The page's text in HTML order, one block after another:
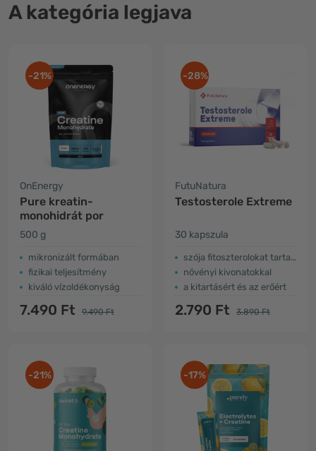
A kategória legjava
-21%
OnEnergy
Pure kreatin-
monohidrát por
500 g
mikronizált formában
fizikai teljesítmény
kiváló vízoldékonyság
7.490 Ft 9.490 Ft
-28%
FutuNatura
Testosterole Extreme
30 kapszula
szója fitoszterolokat tartalmaz
növényi kivonatokkal
a kitartásért és az erőért
2.790 Ft 3.890 Ft
-21% -17%